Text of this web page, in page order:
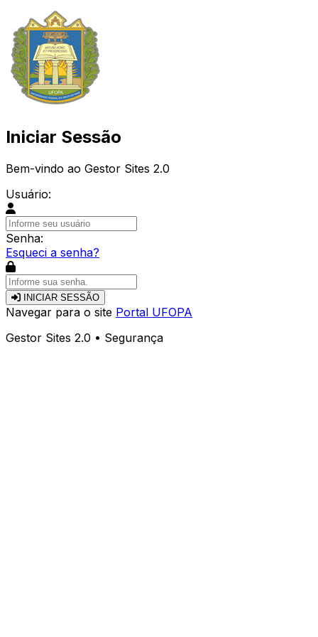
Iniciar Sessão
Bem-vindo ao Gestor Sites 2.0
Usuário:
Senha:
Esqueci a senha?
INICIAR SESSÃO
Navegar para o site Portal UFOPA
Gestor Sites 2.0 • Segurança